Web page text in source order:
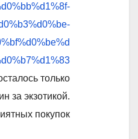
только
за экзотикой.
покупок!